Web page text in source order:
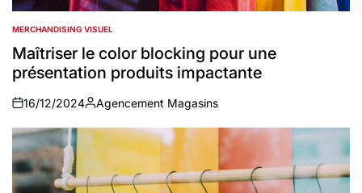
POSTED
IN
MERCHANDISING VISUEL
Maîtriser le color blocking pour une
présentation produits impactante
on
16/12/2024
Auteur
Agencement Magasins